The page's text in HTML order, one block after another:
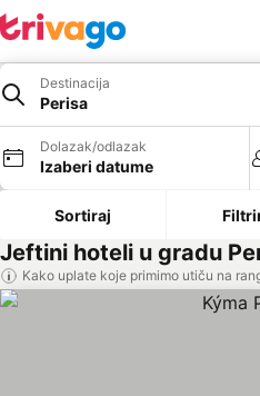
Destinacija
Perisa
Dolazak/odlazak
Izaberi datume
Sortiraj
Jeftini hoteli u gradu
Kako uplate koje primimo utiču na